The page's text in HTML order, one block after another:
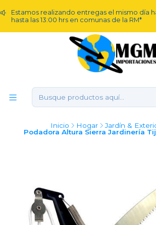
Estamos realizando entregas el mismo día
hasta las 13:00 hrs en comunas de la RM*
Inicio Hogar
Jardín &
Podadora Altura Sierra Jardinería